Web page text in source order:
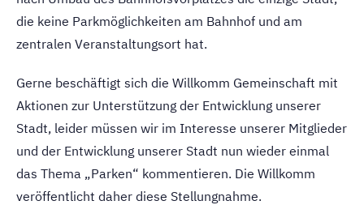
die keine Parkmöglichkeiten am Bahnhof und am
zentralen Veranstaltungsort hat.
Gerne beschäftigt sich die Willkomm Gemeinschaft mit
Aktionen zur Unterstützung der Entwicklung unserer
Stadt, leider müssen wir im Interesse unserer Mitglieder
und der Entwicklung unserer Stadt nun wieder einmal
das Thema „Parken“ kommentieren. Die Willkomm
veröffentlicht daher diese Stellungnahme.